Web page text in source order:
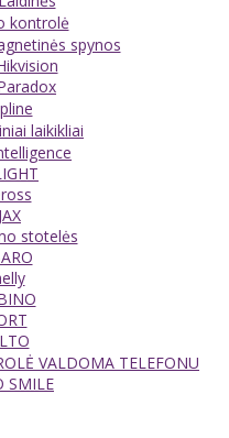
kontrolė
spynos
laikikliai
stotelės
VALDOMA TELEFONU
SMILE